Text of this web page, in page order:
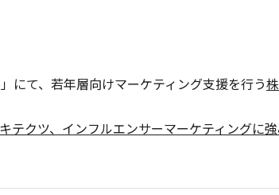
にて、若年層向けマーケティング支援を行う
テクツ、インフルエンサーマーケティングに